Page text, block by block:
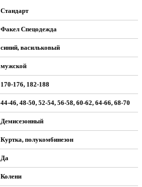
Стандарт
Факел Спецодежда
синий, васильковый
мужской
170-176, 182-188
44-46, 48-50, 52-54, 56-58, 60-62, 64-66, 68-70
Демисезонный
Куртка, полукомбинезон
Да
Колени